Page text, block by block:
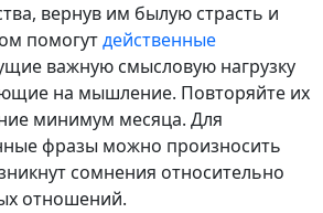
вернув им былую страсть и
помогутдейственные
важную смысловую нагрузку
на мышление. Повторяйте их
минимум месяца. Для
фразы можно произносить
сомнения относительно
отношений.